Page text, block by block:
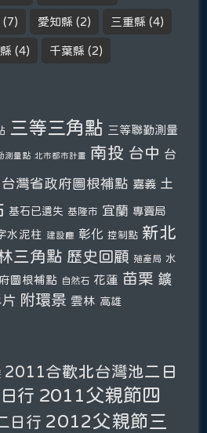
(7) 愛知縣 (2) 三重縣 (4)
(4) 千葉縣 (2)
三等三角點 三等聯勤測量
測量點 北市都市計畫 南投 台中 台
台灣省政府圖根補點 嘉義 土
基石已遺失 基隆市 宜蘭 專賣局
水泥柱 建設廳 彰化 控制點 新北
三角點 歷史回顧 殖產局
水
圖根補點 自然石 花蓮 苗栗 鑛
附環景 雲林 高雄
2011合歡北台灣池二日
行 2011父親節四
日行 2012父親節三